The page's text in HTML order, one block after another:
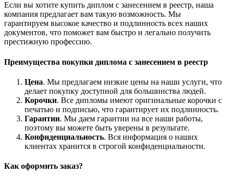
Если вы хотите купить диплом с занесением в реестр, наша
компания предлагает вам такую возможность. Мы
гарантируем высокое качество и подлинность всех наших
документов, что поможет вам быстро и легально получить
престижную профессию.
Преимущества покупки диплома с занесением в реестр
Цена. Мы предлагаем низкие цены на наши услуги, что
делает покупку доступной для большинства людей.
Корочки. Все дипломы имеют оригинальные корочки с
печатью и подписью, что гарантирует их подлинность.
Гарантии. Мы даем гарантии на все наши работы,
поэтому вы можете быть уверены в результате.
Конфиденциальность. Вся информация о наших
клиентах хранится в строгой конфиденциальности.
Как оформить заказ?